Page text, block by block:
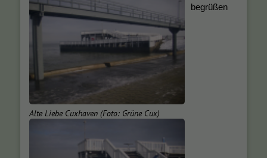
Alte Liebe Cuxhaven (Foto: Grüne Cux)
begrüßen